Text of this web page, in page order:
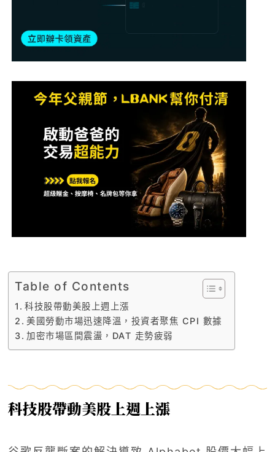
Table of Contents
科技股帶動美股上週上漲
美國勞動市場迅速降溫，投資者聚焦 CPI 數據
加密市場區間震盪，DAT 走勢疲弱
科技股帶動美股上週上漲